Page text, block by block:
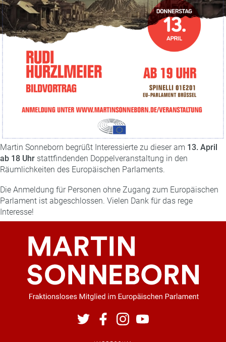
Martin Sonneborn begrüßt Interessierte zu dieser am 13. April
ab 18 Uhr stattfindenden Doppelveranstaltung in den
Räumlichkeiten des Europäischen Parlaments.
Die Anmeldung für Personen ohne Zugang zum Europäischen
Parlament ist abgeschlossen. Vielen Dank für das rege
Interesse!